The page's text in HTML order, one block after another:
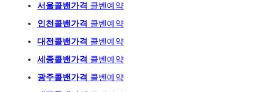
서울콜밴가격 콜벤예 약
인천콜밴가격 콜벤예약
대전콜밴가격 콜벤예약
세종콜밴가격 콜벤예약
광주콜밴가격 콜벤예 약